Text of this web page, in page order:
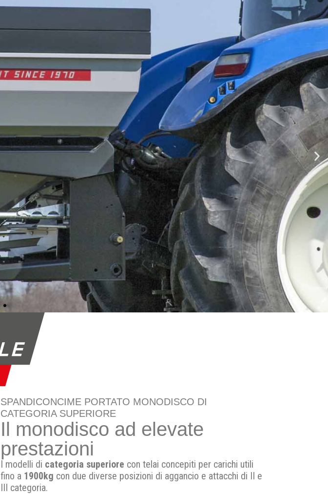
SPANDICONCIME PORTATO MONODISCO DI
CATEGORIA SUPERIORE
Il monodisco ad elevate
prestazioni
I modelli di categoria superiore con telai concepiti per carichi utili
fino a 1900kg con due diverse posizioni di aggancio e attacchi di II e
III categoria.